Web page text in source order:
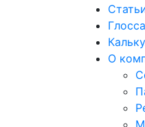
О